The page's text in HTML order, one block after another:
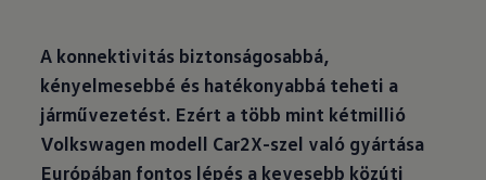
A konnektivitás biztonságosabbá,
kényelmesebbé és hatékonyabbá teheti a
járművezetést. Ezért a több mint kétmillió
Volkswagen modell Car2X-szel való gyártása
Európában fontos lépés a kevesebb közúti